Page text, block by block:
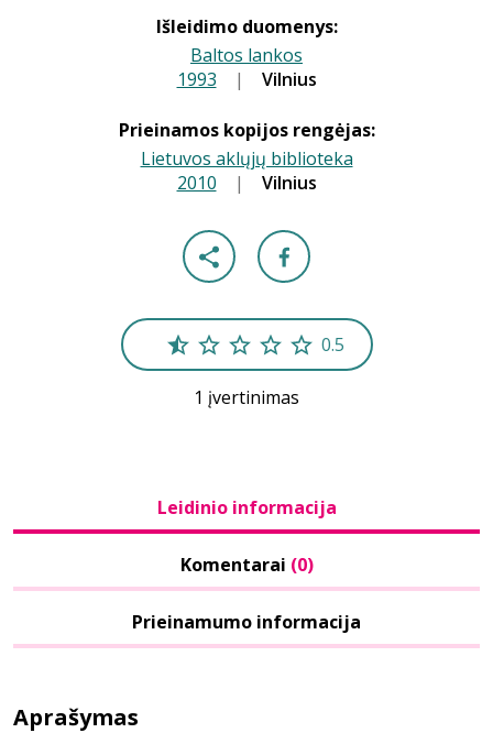
Išleidimo duomenys:
Baltos lankos
1993 | Vilnius
Prieinamos kopijos rengėjas:
Lietuvos aklųjų biblioteka
2010 | Vilnius
0.5
1 įvertinimas
Leidinio informacija
Komentarai (0)
Prieinamumo informacija
Aprašymas